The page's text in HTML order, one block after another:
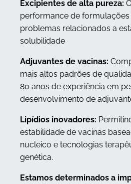
Excipientes de alta pureza:
performance de
problemas relacionados a
solubilidade
Adjuvantes de vacinas:
mais altos padrões de
80 anos de experiência em
desenvolvimento de
Lipídios inovadores:
estabilidade de vacinas
nucleico e tecnologias
genética.
Estamos determinados a